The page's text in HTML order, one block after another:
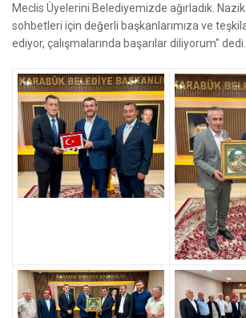
Meclis Üyelerini Belediyemizde ağırladık.
sohbetleri için değerli başkanlarımıza ve
ediyor, çalışmalarında başarılar diliyorum" dedi.